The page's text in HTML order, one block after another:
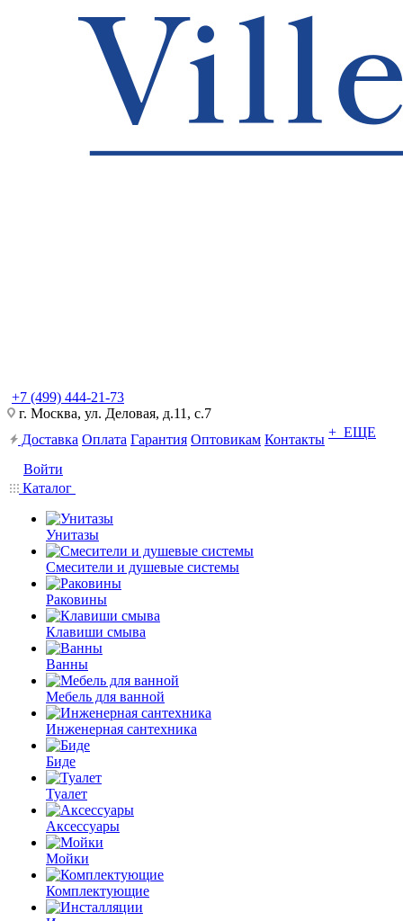
+7 (499) 444-21-73
г. Москва, ул. Деловая, д.11, с.7
Доставка Оплата Гарантия Оптовикам Контакты + ЕЩЕ
Войти
Каталог
Унитазы
Смесители и душевые системы
Раковины
Клавиши смыва
Ванны
Мебель для ванной
Инженерная сантехника
Биде
Туалет
Аксессуары
Мойки
Комплектующие